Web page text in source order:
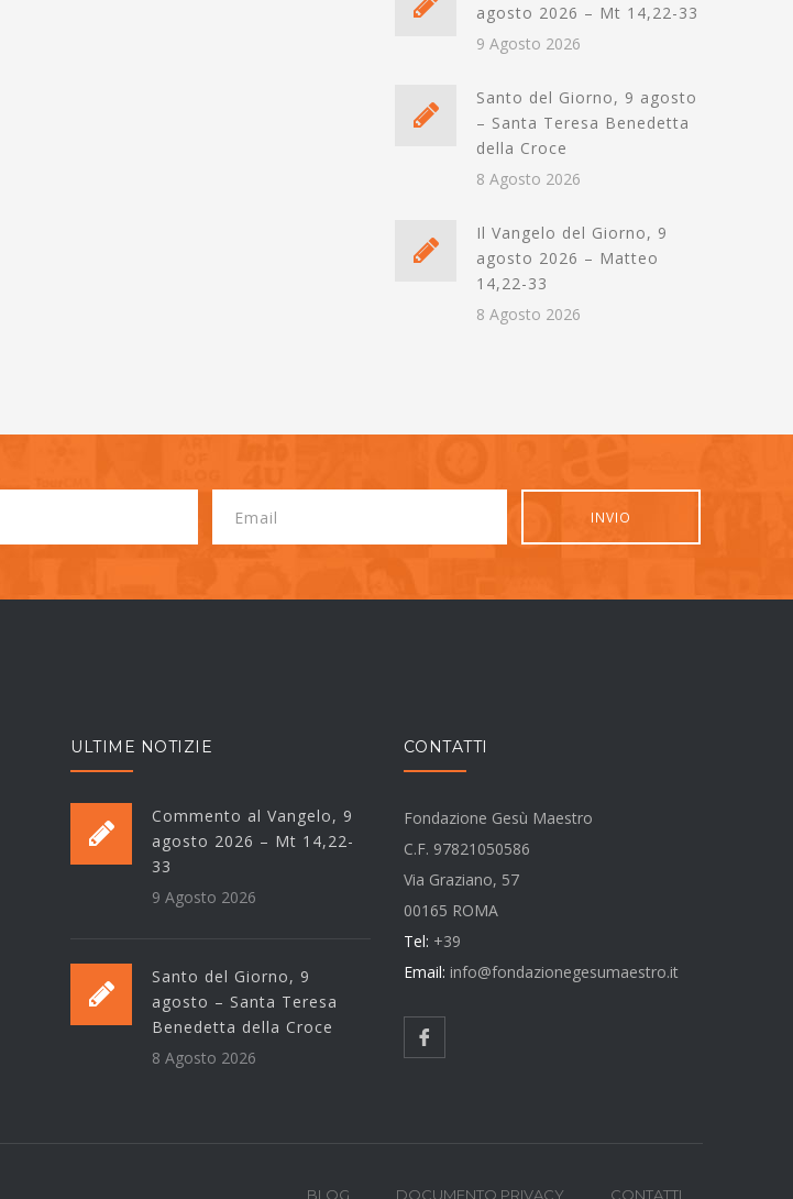
agosto 2026 – Mt 14,22-33
9 Agosto 2026
Santo del Giorno, 9 agosto
– Santa Teresa Benedetta
della Croce
8 Agosto 2026
Il Vangelo del Giorno, 9
agosto 2026 – Matteo
14,22-33
8 Agosto 2026
ULTIME NOTIZIE
Commento al Vangelo, 9
agosto 2026 – Mt 14,22-
33
9 Agosto 2026
Santo del Giorno, 9
agosto – Santa Teresa
Benedetta della Croce
8 Agosto 2026
CONTATTI
Fondazione Gesù Maestro
C.F. 97821050586
Via Graziano, 57
00165 ROMA
Tel: +39
Email: info@fondazionegesumaestro.it
BLOG DOCUMENTO PRIVACY CONTATTI